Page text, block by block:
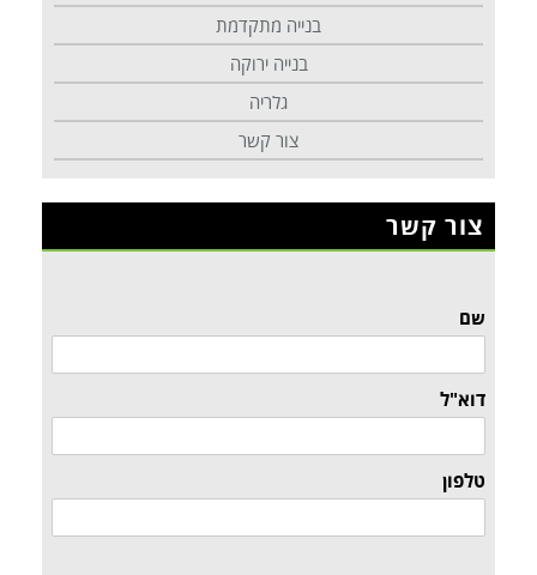
בנייה מתקדמת
בנייה ירוקה
גלריה
צור קשר
צור קשר
שם
דוא"ל
טלפון